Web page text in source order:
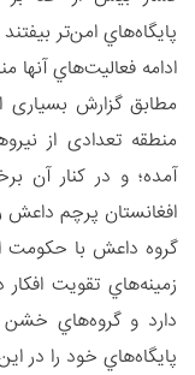
پايگاه‌هاي امن‌تر
ادامه فعاليت‌هاي
مطابق گزارش بسیاری
منطقه تعدادی از
آمده؛ و در کنار آن
افغانستان پرچم
گروه داعش با حکومت
زمينه‌هاي تقويت
دارد و گروه‌هاي خشن
پايگاه‌هاي خود را در